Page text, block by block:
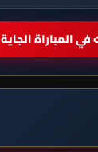
المباراة الجاية